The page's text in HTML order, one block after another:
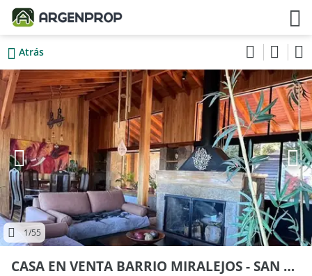
Atrás
1/55
CASA EN VENTA BARRIO MIRALEJOS - SAN MARTIN DE LOS ANDES 100